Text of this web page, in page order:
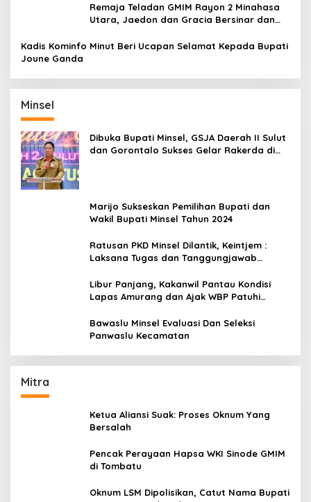
Remaja Teladan GMIM Rayon 2 Minahasa
Utara, Jaedon dan Gracia Bersinar dan
Kadis Kominfo Minut Beri Ucapan Selamat Kepada Bupati
Joune Ganda
Minsel
Dibuka Bupati Minsel, GSJA Daerah II Sulut
dan Gorontalo Sukses Gelar Rakerda di
Marijo Sukseskan Pemilihan Bupati dan
Wakil Bupati Minsel Tahun 2024
Ratusan PKD Minsel Dilantik, Keintjem :
Laksana Tugas dan Tanggungjawab
Libur Panjang, Kakanwil Pantau Kondisi
Lapas Amurang dan Ajak WBP Patuhi
Bawaslu Minsel Evaluasi Dan Seleksi
Panwaslu Kecamatan
Mitra
Ketua Aliansi Suak: Proses Oknum Yang
Bersalah
Pencak Perayaan Hapsa WKI Sinode GMIM
di Tombatu
Oknum LSM Dipolisikan, Catut Nama Bupati